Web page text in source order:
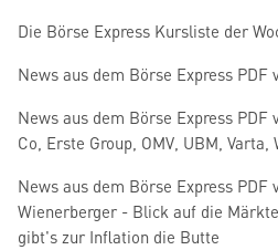
Die Börse Express Kursliste der
News aus dem Börse Express
News aus dem Börse Express
Co, Erste Group, OMV, UBM,
News aus dem Börse Express
Wienerberger - Blick auf die
gibt's zur Inflation die Butte